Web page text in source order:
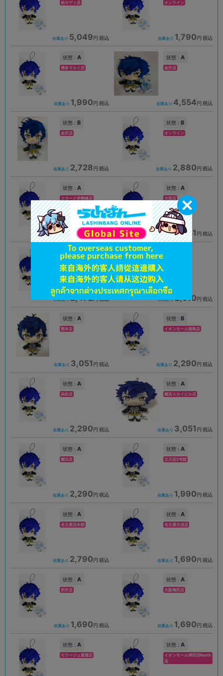
柏モディ店
在庫あり 5,049円 税込
オンライン
在庫あり 1,790円 税込
状態 : A
博多マルイ店
在庫あり 1,990円 税込
状態 : A
金沢店
在庫あり 4,554円 税込
状態 : B
金沢店
在庫あり 2,728円 税込
状態 : B
オンライン
在庫あり 2,880円 税込
状態 : A
スマーク伊勢崎店
在庫あり 2,061 円 税込
状態 : A
大宮店
在庫あり 3,051 円 税込
状態 : B
キャナルシティ博多店
在庫あり 2,472円 税込 在庫あり 2,510円 税込
状態 : A
熊本店
在庫あり 3,051 円 税込
状態 : B
イオンモール徳島店
在庫あり 2,290円 税込
状態 : A
浜松店
在庫あり 2,290円 税込
状態 : A
横浜スカイビル店
在庫あり 3,051 円 税込
状態 : A
横浜店
在庫あり 2,290円 税込
状態 : A
立川店2号館
在庫あり 1,990円 税込
状態 : A
名古屋店本館
在庫あり 2,790円 税込
状態 : A
名古屋大須店
在庫あり 1,690円 税込
状態 : A
所沢店
在庫あり 1,690円 税込
状態 : A
大阪梅田店
在庫あり 1,690円 税込
状態 : A
モラージュ菖蒲店
状態 : A
イオンモール津田沼North
店